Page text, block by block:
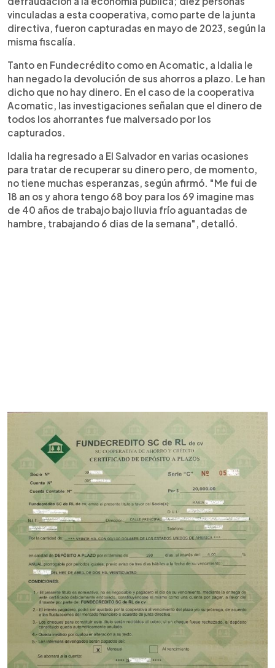
vinculadas a esta cooperativa, como parte de la junta
directiva, fueron capturadas en mayo de 2023, según la
misma fiscalía.
Tanto en Fundecrédito como en Acomatic, a Idalia le
han negado la devolución de sus ahorros a plazo. Le han
dicho que no hay dinero. En el caso de la cooperativa
Acomatic, las investigaciones señalan que el dinero de
todos los ahorrantes fue malversado por los
capturados.
Idalia ha regresado a El Salvador en varias ocasiones
para tratar de recuperar su dinero pero, de momento,
no tiene muchas esperanzas, según afirmó. "Me fui de
18 an os y ahora tengo 68 boy para los 69 imagine mas
de 40 años de trabajo bajo lluvia frío aguantadas de
hambre, trabajando 6 dias de la semana", detalló.